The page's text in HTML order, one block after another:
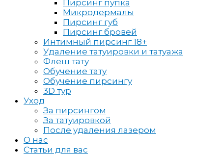
Пирсинг пупка
Микродермалы
Пирсинг губ
Пирсинг бровей
Интимный пирсинг 18+
Удаление татуировки и татуажа
Флеш тату
Обучение тату
Обучение пирсингу
3D тур
Уход
За пирсингом
За татуировкой
После удаления лазером
О нас
Статьи для вас